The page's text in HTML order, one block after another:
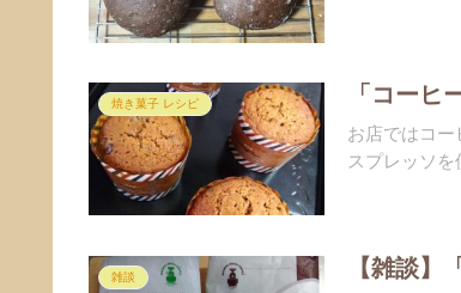
焼き菓子 レシピ 「コーヒ
お店ではコ
スプレッソ
雑談 【雑談】